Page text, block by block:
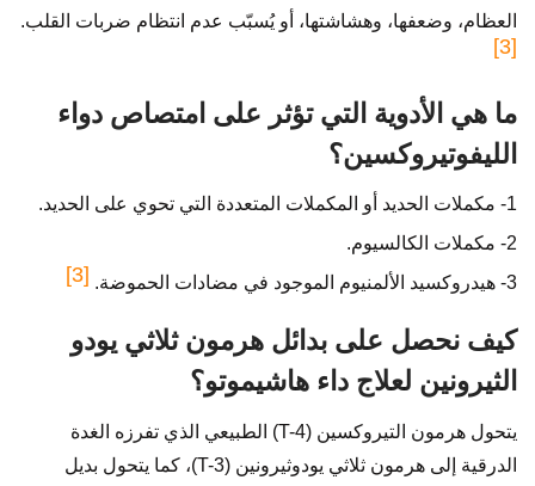
العظام، وضعفها، وهشاشتها، أو يُسبّب عدم انتظام ضربات القلب.
[3]
ما هي الأدوية التي تؤثر على امتصاص دواء
الليفوتيروكسين؟
1- مكملات الحديد أو المكملات المتعددة التي تحوي على الحديد.
2- مكملات الكالسيوم.
3- هيدروكسيد الألمنيوم الموجود في مضادات الحموضة.
[3]
كيف نحصل على بدائل هرمون ثلاثي يودو
الثيرونين لعلاج داء هاشيموتو؟
يتحول هرمون التيروكسين (T-4) الطبيعي الذي تفرزه الغدة
الدرقية إلى هرمون ثلاثي يودوثيرونين (T-3)، كما يتحول بديل